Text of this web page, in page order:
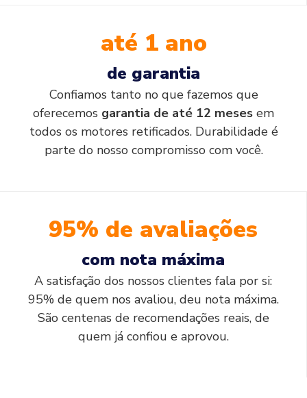
até 1 ano
de garantia
Confiamos tanto no que fazemos que
oferecemos garantia de até 12 meses em
todos os motores retificados. Durabilidade é
parte do nosso compromisso com você.
95% de avaliações
com nota máxima
A satisfação dos nossos clientes fala por si:
95% de quem nos avaliou, deu nota máxima.
São centenas de recomendações reais, de
quem já confiou e aprovou.